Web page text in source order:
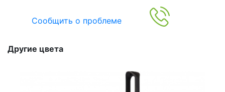
Сообщить о проблеме
Другие цвета